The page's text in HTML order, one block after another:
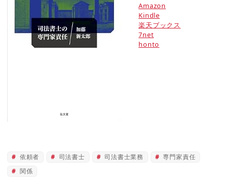
Amazon
Kindle
楽天ブックス
7net
honto
依頼者 司法書士 司法書士業務
専門家責任
関係